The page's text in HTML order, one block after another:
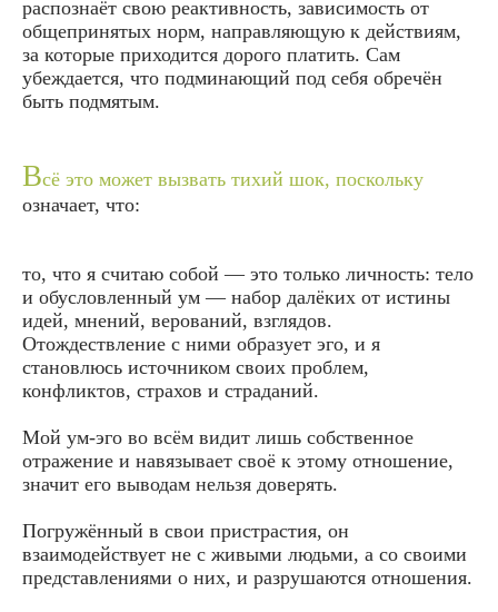
распознаёт свою реактивность, зависимость от
общепринятых норм, направляющую к действиям,
за которые приходится дорого платить. Сам
убеждается, что подминающий под себя обречён
быть подмятым.
Всё это может вызвать тихий шок, поскольку
означает, что:
то, что я считаю собой — это только личность: тело
и обусловленный ум — набор далёких от истины
идей, мнений, верований, взглядов.
Отождествление с ними образует эго, и я
становлюсь источником своих проблем,
конфликтов, страхов и страданий.
Мой ум-эго во всём видит лишь собственное
отражение и навязывает своё к этому отношение,
значит его выводам нельзя доверять.
Погружённый в свои пристрастия, он
взаимодействует не с живыми людьми, а со своими
представлениями о них, и разрушаются отношения.